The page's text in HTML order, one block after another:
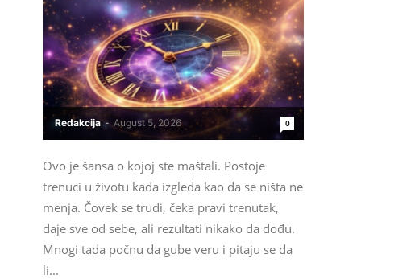
Redakcija - August 5, 2026 0
Ovo je šansa o kojoj ste maštali. Postoje
trenuci u životu kada izgleda kao da se ništa ne
menja. Čovek se trudi, čeka pravi trenutak,
daje sve od sebe, ali rezultati nikako da dođu.
Mnogi tada počnu da gube veru i pitaju se da
li...